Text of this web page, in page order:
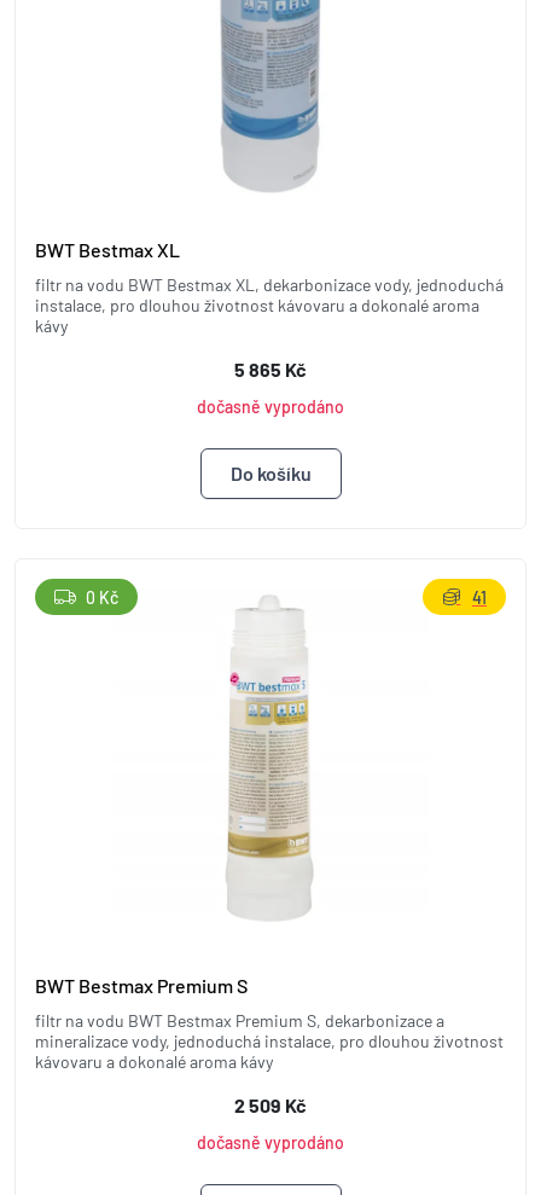
BWT Bestmax XL
filtr na vodu BWT Bestmax XL, dekarbonizace vody, jednoduchá
instalace, pro dlouhou životnost kávovaru a dokonalé aroma
kávy
5 865 Kč
dočasně vyprodáno
BWT Bestmax Premium S
filtr na vodu BWT Bestmax Premium S, dekarbonizace a
mineralizace vody, jednoduchá instalace, pro dlouhou životnost
kávovaru a dokonalé aroma kávy
2 509 Kč
dočasně vyprodáno
0 Kč 41